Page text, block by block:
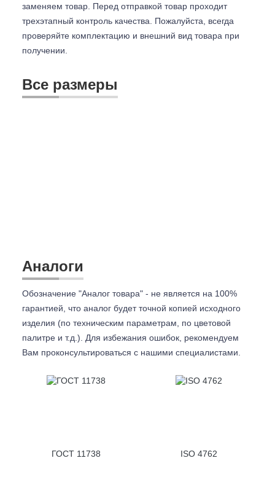
заменяем товар. Перед отправкой товар проходит
трехэтапный контроль качества. Пожалуйста, всегда
проверяйте комплектацию и внешний вид товара при
получении.
Все размеры
Аналоги
Обозначение "Аналог товара" - не является на 100%
гарантией, что аналог будет точной копией исходного
изделия (по техническим параметрам, по цветовой
палитре и т.д.). Для избежания ошибок, рекомендуем
Вам проконсультироваться с нашими специалистами.
ГОСТ 11738 ISO 4762